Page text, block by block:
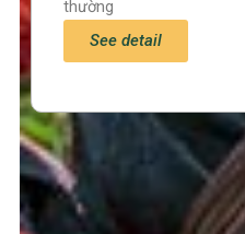
Trang chủ
Tin tức – Sự kiện
thường
See detail